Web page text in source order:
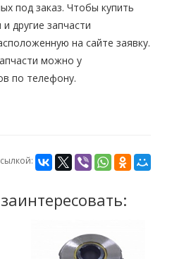
под заказ. Чтобы купить
другие запчасти
на сайте заявку.
можно у
по телефону.